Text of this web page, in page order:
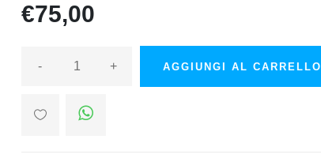
€75,00
- + AGGIUNGI AL CARRELLO